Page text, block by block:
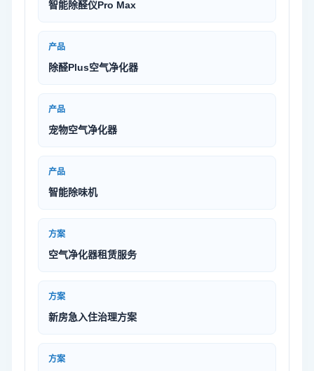
智能除醛仪Pro Max
产品
除醛Plus空气净化器
产品
宠物空气净化器
产品
智能除味机
方案
空气净化器租赁服务
方案
新房急入住治理方案
方案